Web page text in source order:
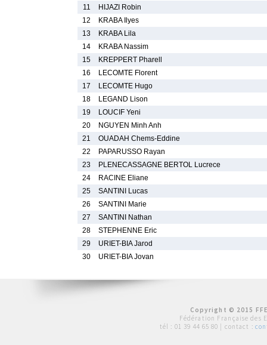
11
HIJAZI Robin
12
KRABA Ilyes
13
KRABA Lila
14
KRABA Nassim
15
KREPPERT Pharell
16
LECOMTE Florent
17
LECOMTE Hugo
18
LEGAND Lison
19
LOUCIF Yeni
20
NGUYEN Minh Anh
21
OUADAH Chems-Eddine
22
PAPARUSSO Rayan
23
PLENECASSAGNE BERTOL Lucrece
24
RACINE Eliane
25
SANTINI Lucas
26
SANTINI Marie
27
SANTINI Nathan
28
STEPHENNE Eric
29
URIET-BIA Jarod
30
URIET-BIA Jovan
Copyright © 2015
Fédération Française des
tél : 01 39 44 65 80 | contact :